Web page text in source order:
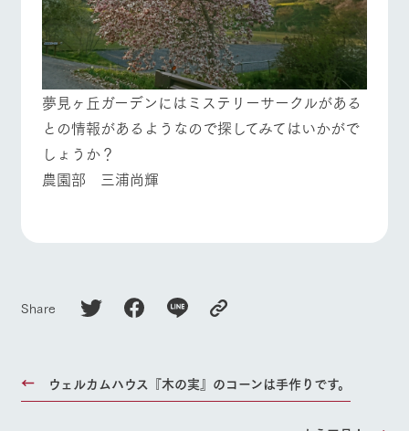
​夢見ヶ丘ガーデンにはミステリーサークルがある
との情報があるようなので探してみてはいかがで
しょうか？
農園部 三浦尚輝
Share
ウェルカムハウス『木の実』のコーンは手作りです。